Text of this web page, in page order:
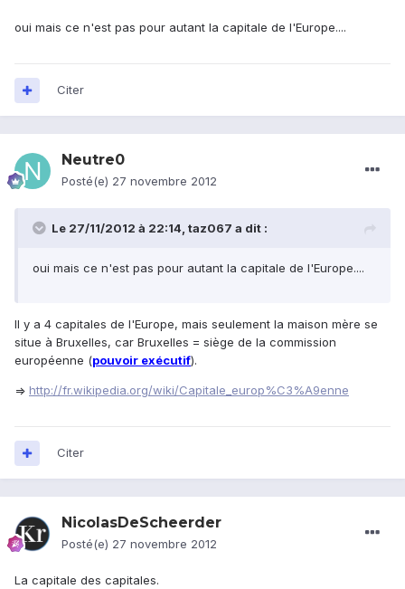
oui mais ce n'est pas pour autant la capitale de l'Europe....
Citer
Neutre0
Posté(e) 27 novembre 2012
Le 27/11/2012 à 22:14, taz067 a dit :
oui mais ce n'est pas pour autant la capitale de l'Europe....
Il y a 4 capitales de l'Europe, mais seulement la maison mère se
situe à Bruxelles, car Bruxelles = siège de la commission
européenne (pouvoir exécutif).
=> http://fr.wikipedia.org/wiki/Capitale_europ%C3%A9enne
Citer
NicolasDeScheerder
Posté(e) 27 novembre 2012
La capitale des capitales.